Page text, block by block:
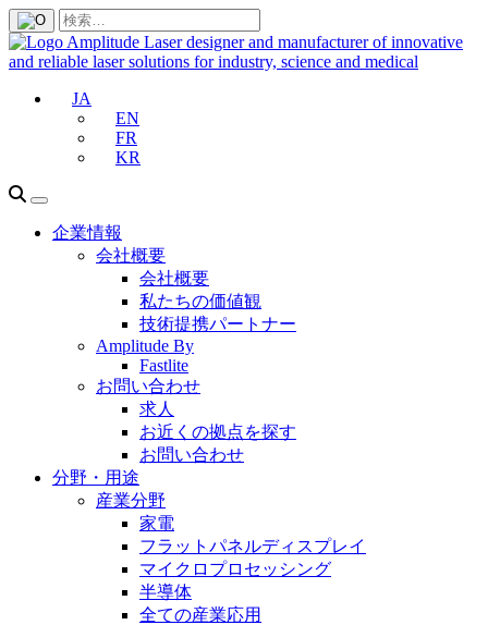
JA
EN
FR
KR
企業情報
会社概要
会社概要
私たちの価値観
技術提携パートナー
Amplitude By
Fastlite
お問い合わせ
求人
お近くの拠点を探す
お問い合わせ
分野・用途
産業分野
家電
フラットパネルディスプレイ
マイクロプロセッシング
半導体
全ての産業応用